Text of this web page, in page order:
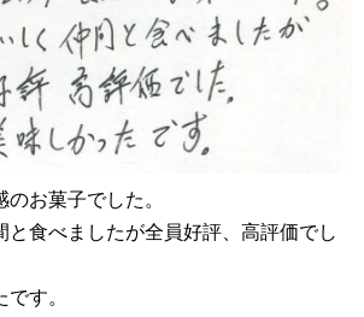
お菓子でした。
と食べましたが全員好評、高評価でし
たです。